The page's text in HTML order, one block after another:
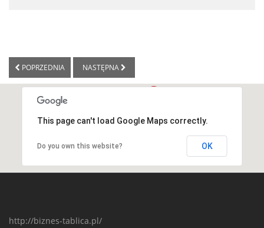
POPRZEDNIA NASTĘPNA
This page can't load Google Maps correctly.
Do you own this website? OK
http://biznes-tablica.pl/